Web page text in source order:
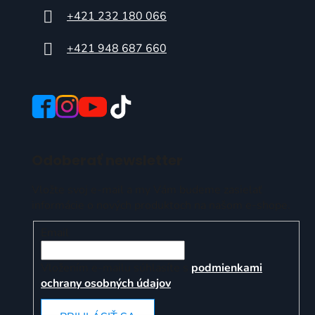
+421 232 180 066
+421 948 687 660
podmienkami
ochrany osobných údajov